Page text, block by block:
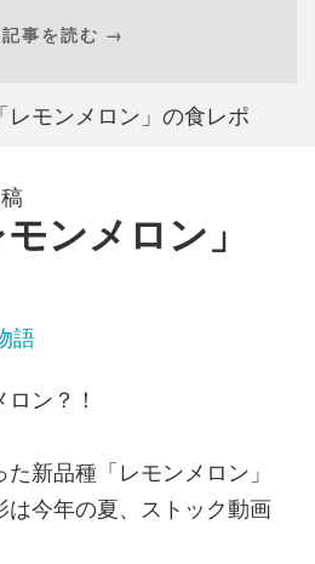
記事を読む →
レモンメロン」の食レポ
ンメロン」
語
ン？！
新品種「レモンメロン」
は今年の夏、ストック動画